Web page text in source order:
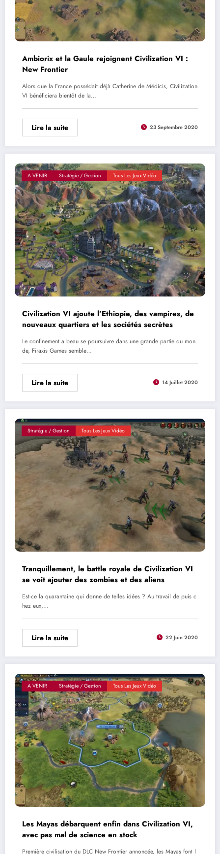
Ambiorix et la Gaule rejoignent Civilization VI :
New Frontier
Alors que la France possédait déjà Catherine de Médicis, Civilization
VI bénéficiera bientôt de la…
Lire la suite 23 Septembre 2020
A VENIR Stratégie / Gestion Tous Les Jeux Vidéo
Civilization VI ajoute l’Ethiopie, des vampires, de
nouveaux quartiers et les sociétés secrètes
Le confinement a beau se poursuivre dans une grande partie du mon
de, Firaxis Games semble…
Lire la suite 14 Juillet 2020
Stratégie / Gestion Tous Les Jeux Vidéo
Tranquillement, le battle royale de Civilization VI
se voit ajouter des zombies et des aliens
Est-ce la quarantaine qui donne de telles idées ? Au travail de puis c
hez eux,…
Lire la suite 22 Juin 2020
A VENIR Stratégie / Gestion Tous Les Jeux Vidéo
Les Mayas débarquent enfin dans Civilization VI,
avec pas mal de science en stock
Première civilisation du DLC New Frontier annoncée, les Mayas font l